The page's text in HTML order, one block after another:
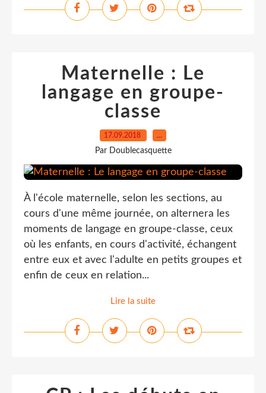
Maternelle : Le
langage en groupe-
classe
17.09.2018 …
Par Doublecasquette
À l'école maternelle, selon les sections, au
cours d'une même journée, on alternera les
moments de langage en groupe-classe, ceux
où les enfants, en cours d'activité, échangent
entre eux et avec l'adulte en petits groupes et
enfin de ceux en relation...
Lire la suite